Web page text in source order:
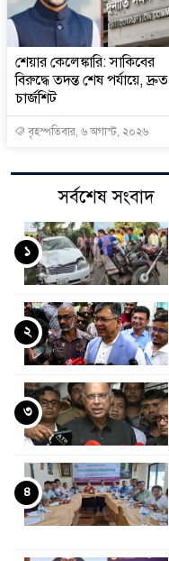
শেয়ার কেলেঙ্কারি: সাকিবের
বিরুদ্ধে তদন্ত শেষ পর্যায়ে, দ্রুত
চার্জশিট
বৃহস্পতিবার, ৬ অগাস্ট, ২০২৬
সর্বশেষ সংবাদ
১
২
৩
৪